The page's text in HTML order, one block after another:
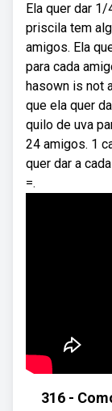
Ela quer dar
priscila tem
amigos. Ela
para cada
hasown is not
que ela quer
quilo de uva
24 amigos. 1
quer dar a
=.
316 -